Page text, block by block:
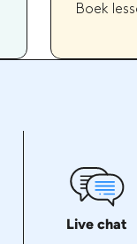
Boek
Live chat